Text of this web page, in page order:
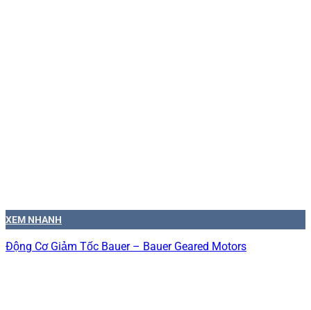
XEM NHANH
Động Cơ Giảm Tốc Bauer – Bauer Geared Motors